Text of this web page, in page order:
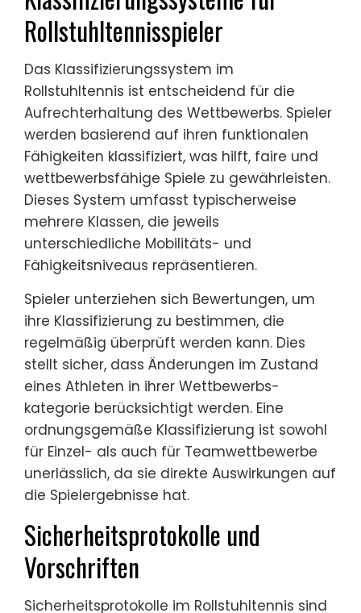
Rollstuhltennisspieler
Das Klassifizierungssystem im
Rollstuhltennis ist entscheidend für die
Aufrechterhaltung des Wettbewerbs. Spieler
werden basierend auf ihren funktionalen
Fähigkeiten klassifiziert, was hilft, faire und
wettbewerbsfähige Spiele zu gewährleisten.
Dieses System umfasst typischerweise
mehrere Klassen, die jeweils
unterschiedliche Mobilitäts- und
Fähigkeitsniveaus repräsentieren.
Spieler unterziehen sich Bewertungen, um
ihre Klassifizierung zu bestimmen, die
regelmäßig überprüft werden kann. Dies
stellt sicher, dass Änderungen im Zustand
eines Athleten in ihrer Wettbewerbs-
kategorie berücksichtigt werden. Eine
ordnungsgemäße Klassifizierung ist sowohl
für Einzel- als auch für Teamwettbewerbe
unerlässlich, da sie direkte Auswirkungen auf
die Spielergebnisse hat.
Sicherheitsprotokolle und
Vorschriften
Sicherheitsprotokolle im Rollstuhltennis sind